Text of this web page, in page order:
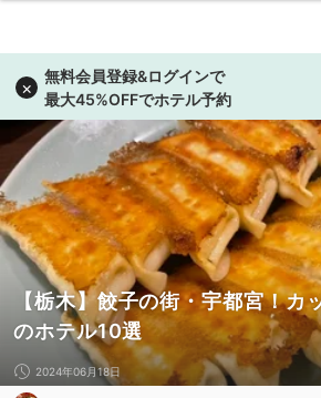
【栃木】餃子の街・宇都宮！カ
のホテル10選
2024年06月18日